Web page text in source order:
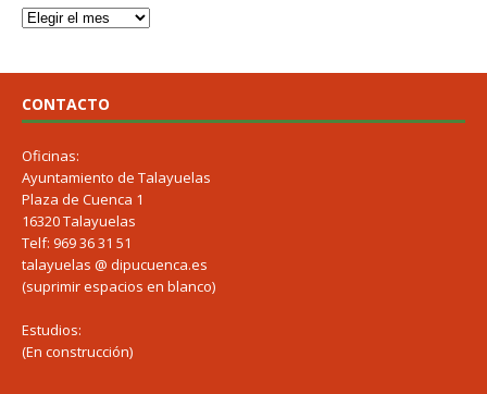
CONTACTO
Oficinas:
Ayuntamiento de Talayuelas
Plaza de Cuenca 1
16320 Talayuelas
Telf: 969 36 31 51
talayuelas @ dipucuenca.es
(suprimir espacios en blanco)
Estudios:
(En construcción)